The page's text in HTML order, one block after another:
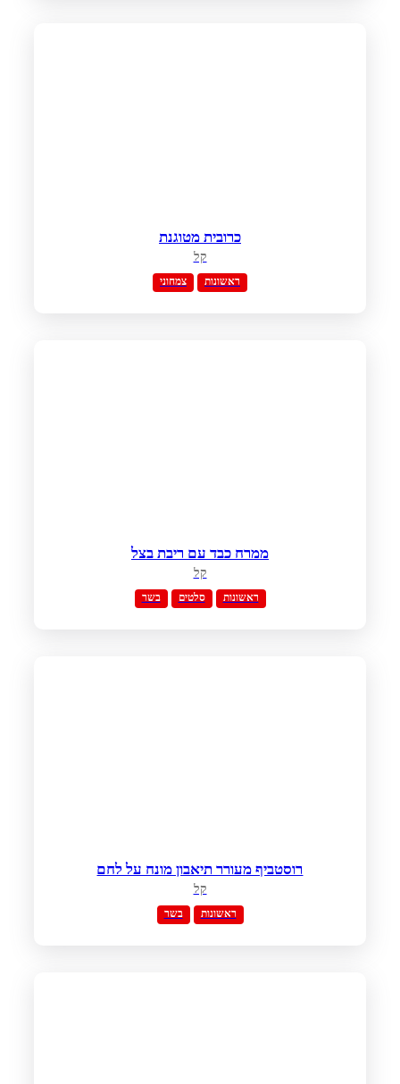
כרובית מטוגנת
קל
צמחוני ראשונות
ממרח כבד עם ריבת בצל
קל
בשר סלטים ראשונות
רוסטביף מעורר תיאבון מונח על לחם
קל
בשר ראשונות